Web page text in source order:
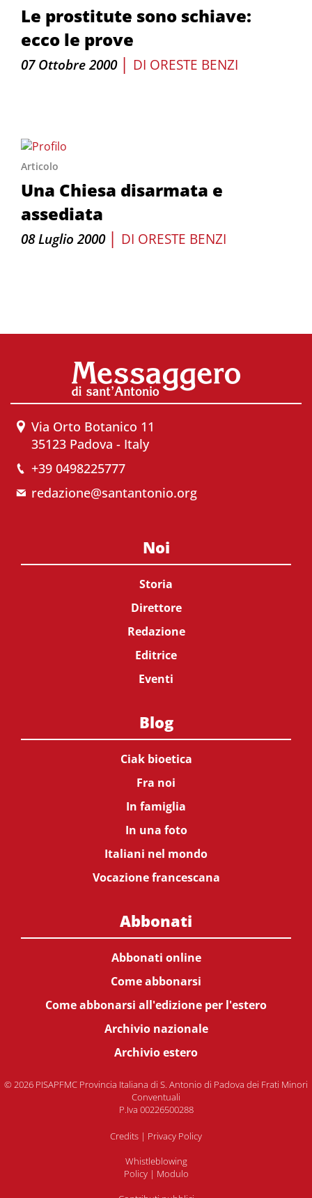
Le prostitute sono schiave:
ecco le prove
07 Ottobre 2000 | DI ORESTE BENZI
Articolo
Una Chiesa disarmata e
assediata
08 Luglio 2000 | DI ORESTE BENZI
Via Orto Botanico 11
35123 Padova - Italy
+39 0498225777
redazione@santantonio.org
Noi
Storia
Direttore
Redazione
Editrice
Eventi
Blog
Ciak bioetica
Fra noi
In famiglia
In una foto
Italiani nel mondo
Vocazione francescana
Abbonati
Abbonati online
Come abbonarsi
Come abbonarsi all'edizione per l'estero
Archivio nazionale
Archivio estero
© 2026 PISAPFMC Provincia Italiana di S. Antonio di Padova dei Frati Minori
Conventuali
P.Iva 00226500288
Credits | Privacy Policy
Whistleblowing
Policy| Modulo